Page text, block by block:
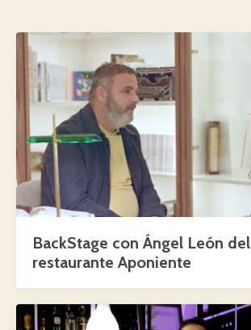
BackStage con Ángel León del
restaurante Aponiente